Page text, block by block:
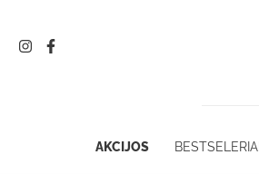
turinio
AKCIJOS BESTSELERIAI